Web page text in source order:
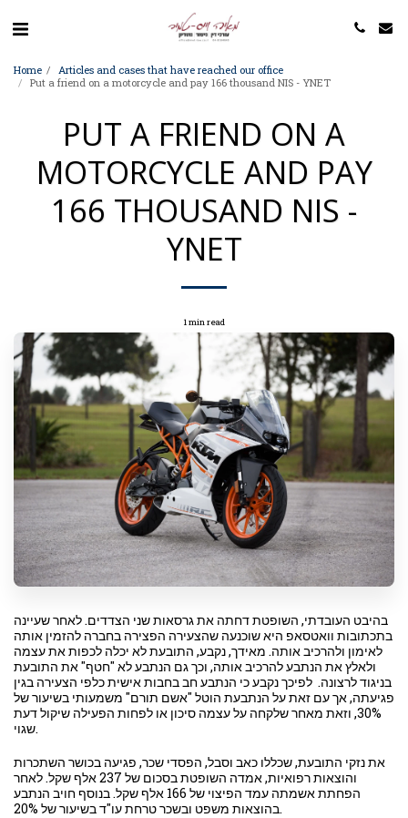
Home
Articles and cases that have reached our office
Put a friend on a motorcycle and pay 166 thousand NIS - YNET
PUT A FRIEND ON A
MOTORCYCLE AND PAY
166 THOUSAND NIS -
YNET
1 min read
בהיבט העובדתי, השופטת דחתה את גרסאות שני הצדדים. לאחר שעיינה
בתכתובות וואטסאפ היא שוכנעה שהצעירה הפצירה בחברה להזמין אותה
לאימון ולהרכיב אותה. מאידך, נקבע, התובעת לא יכלה לכפות את עצמה
ולאלץ את הנתבע להרכיב אותה, וכך גם הנתבע לא "חטף" את התובעת
בניגוד לרצונה. לפיכך נקבע כי הנתבע חב בחבות אישית כלפי הצעירה בגין
פגיעתה, אך עם זאת על הנתבעת הוטל "אשם תורם" משמעותי בשיעור של
30%, וזאת מאחר שלקחה על עצמה סיכון או לפחות הפעילה שיקול דעת
שגוי.
את נזקי התובעת, שכללו כאב וסבל, הפסדי שכר, פגיעה בכושר השתכרות
והוצאות רפואיות, אמדה השופטת בסכום של 237 אלף שקל. לאחר
הפחתת אשמתה עמד הפיצוי של 166 אלף שקל. בנוסף חויב הנתבע
בהוצאות משפט ובשכר טרחת עו"ד בשיעור של 20%.